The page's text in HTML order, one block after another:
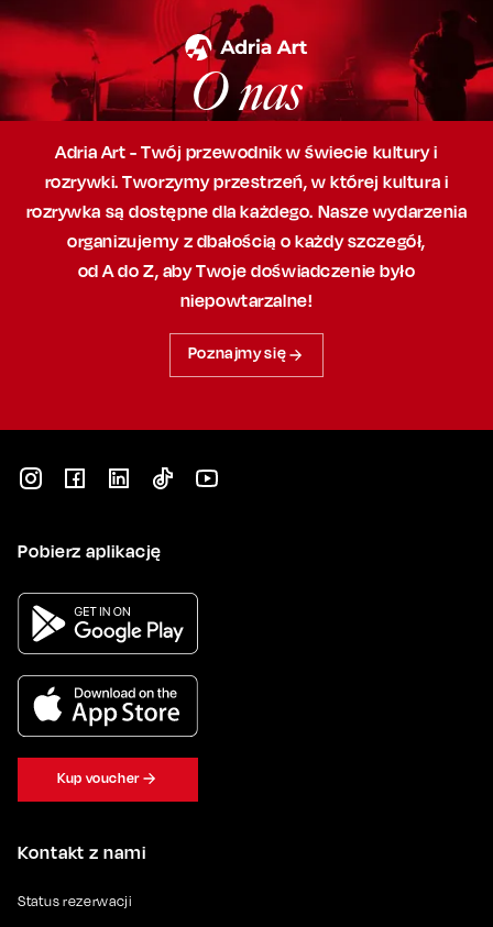
O nas
Adria Art - Twój przewodnik w świecie kultury i
rozrywki. Tworzymy przestrzeń,w której kultura i
rozrywka są dostępne dla każdego. Nasze wydarzenia
organizujemy z dbałością o każdy szczegół,
od A do Z, abyTwoje doświadczenie było
niepowtarzalne!
Poznajmy się
Kontakt z nami
Status rezerwacji
Pobierz aplikację
Kup voucher